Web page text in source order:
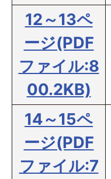
12～13ペ
ージ(PDF
ファイル:8
00.2KB)
14～15ペ
ージ(PDF
ファイル:7